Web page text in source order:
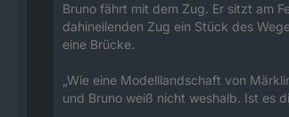
Bruno fährt mit dem Zug. Er sitzt am
dahineilenden Zug ein Stück des
eine Brücke.
„Wie eine Modelllandschaft von
und Bruno weiß nicht weshalb. Ist es